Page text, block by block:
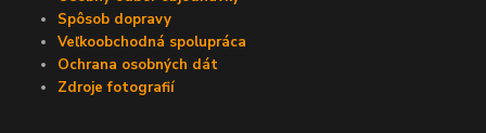
Spôsob dopravy
Veľkoobchodná spolupráca
Ochrana osobných dát
Zdroje fotografií